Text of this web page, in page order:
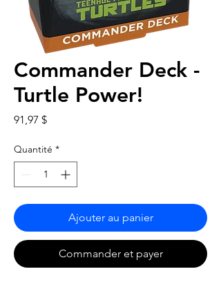
Commander Deck -
Turtle Power!
91,97 $Prix
Quantité *
Ajouter au panier
Commander et payer